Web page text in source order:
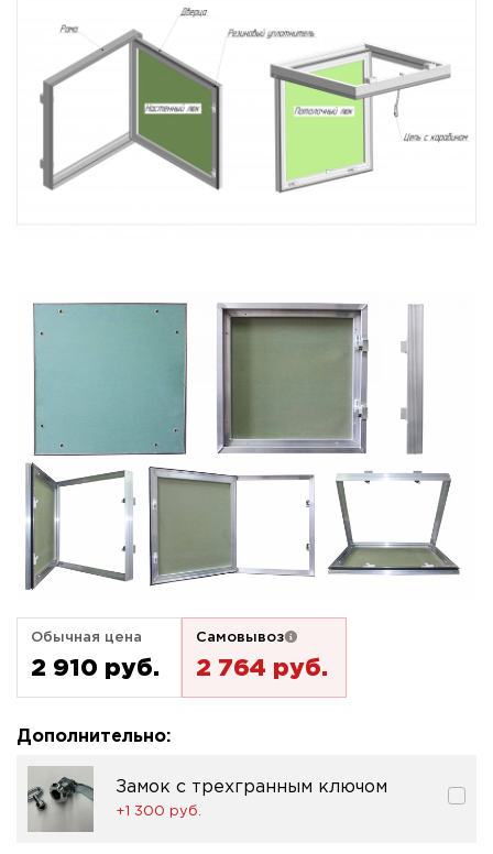
Обычная цена
2 910 pуб.
Самовывоз
2 764 pуб.
Дополнительно:
Замок с трехгранным ключом
+1 300 pуб.